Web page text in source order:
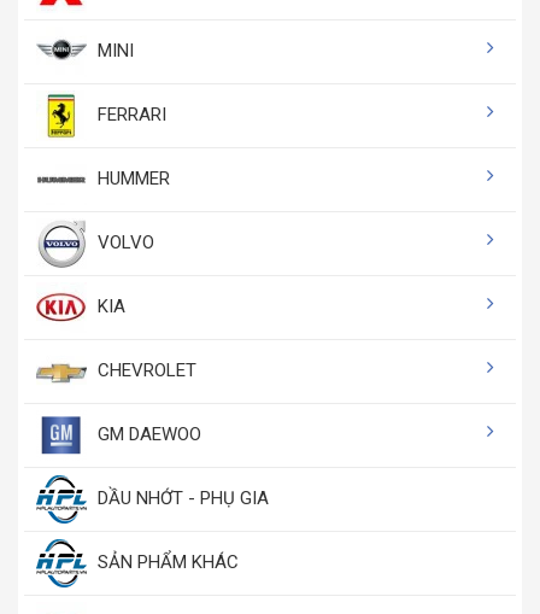
MINI
FERRARI
HUMMER
VOLVO
KIA
CHEVROLET
GM DAEWOO
DẦU NHỚT - PHỤ GIA
SẢN PHẨM KHÁC